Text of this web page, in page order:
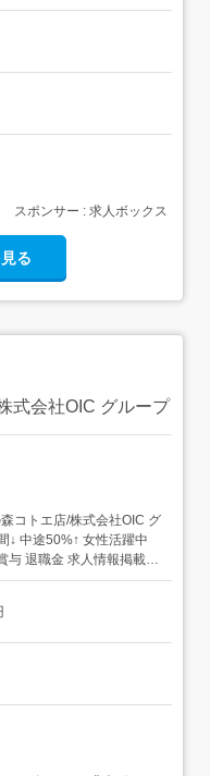
スポンサー : 求人ボックス
る
式会社OIC グループ
コトエ店/株式会社OIC グ
人情報掲載期